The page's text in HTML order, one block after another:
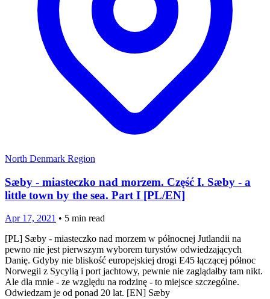
North Denmark Region
Sæby - miasteczko nad morzem. Część I. Sæby - a
little town by the sea. Part I [PL/EN]
Apr 17, 2021 • 5 min read
[PL] Sæby - miasteczko nad morzem w północnej Jutlandii na
pewno nie jest pierwszym wyborem turystów odwiedzających
Danię. Gdyby nie bliskość europejskiej drogi E45 łączącej północ
Norwegii z Sycylią i port jachtowy, pewnie nie zaglądałby tam nikt.
Ale dla mnie - ze względu na rodzinę - to miejsce szczególne.
Odwiedzam je od ponad 20 lat. [EN] Sæby